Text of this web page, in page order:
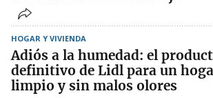
HOGAR Y VIVIENDA
Adiós a la humedad: el
definitivo de Lidl para un
limpio y sin malos olores